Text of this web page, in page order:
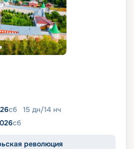
сб 15 дн/14 нч
сб
революция